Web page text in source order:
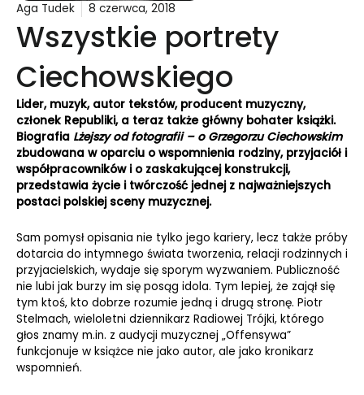
Aga Tudek 8 czerwca, 2018
Wszystkie portrety
Ciechowskiego
Lider, muzyk, autor tekstów, producent muzyczny,
członek Republiki, a teraz także główny bohater książki.
Biografia Lżejszy od fotografii – o Grzegorzu Ciechowskim
zbudowana w oparciu o wspomnienia rodziny, przyjaciół i
współpracowników i o zaskakującej konstrukcji,
przedstawia życie i twórczość jednej z najważniejszych
postaci polskiej sceny muzycznej.
Sam pomysł opisania nie tylko jego kariery, lecz także próby
dotarcia do intymnego świata tworzenia, relacji rodzinnych i
przyjacielskich, wydaje się sporym wyzwaniem. Publiczność
nie lubi jak burzy im się posąg idola. Tym lepiej, że zajął się
tym ktoś, kto dobrze rozumie jedną i drugą stronę. Piotr
Stelmach, wieloletni dziennikarz Radiowej Trójki, którego
głos znamy m.in. z audycji muzycznej „Offensywa”
funkcjonuje w książce nie jako autor, ale jako kronikarz
wspomnień.